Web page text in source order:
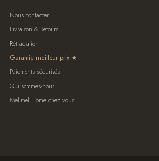
Nous contacter
Livraison & Retours
Rétractation
Garantie meilleur prix
Paiements sécurisés
Qui sommes-nous
Melimel Home chez vous